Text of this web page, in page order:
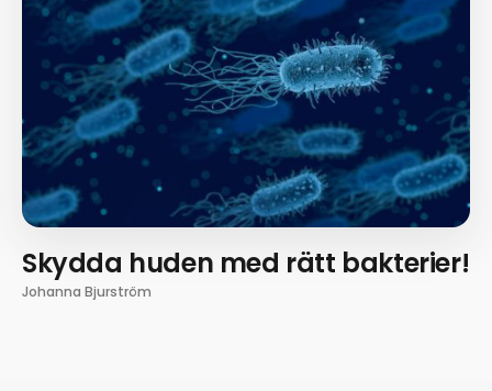
Skydda huden med rätt bakterier!
Johanna Bjurström